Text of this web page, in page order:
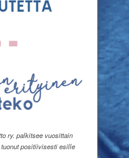
ry. palkitsee vuosittain
positiivisesti esille